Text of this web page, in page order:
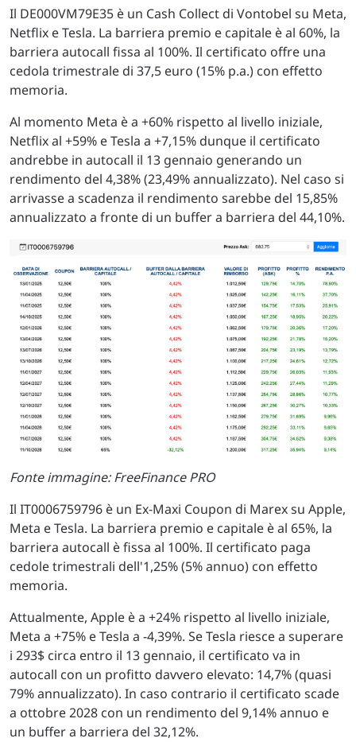
Il DE000VM79E35 è un Cash Collect di Vontobel su Meta,
Netflix e Tesla. La barriera premio e capitale è al 60%, la
barriera autocall fissa al 100%. Il certificato offre una
cedola trimestrale di 37,5 euro (15% p.a.) con effetto
memoria.
Al momento Meta è a +60% rispetto al livello iniziale,
Netflix al +59% e Tesla a +7,15% dunque il certificato
andrebbe in autocall il 13 gennaio generando un
rendimento del 4,38% (23,49% annualizzato). Nel caso si
arrivasse a scadenza il rendimento sarebbe del 15,85%
annualizzato a fronte di un buffer a barriera del 44,10%.
Fonte immagine: FreeFinance PRO
Il IT0006759796 è un Ex-Maxi Coupon di Marex su Apple,
Meta e Tesla. La barriera premio e capitale è al 65%, la
barriera autocall è fissa al 100%. Il certificato paga
cedole trimestrali dell'1,25% (5% annuo) con effetto
memoria.
Attualmente, Apple è a +24% rispetto al livello iniziale,
Meta a +75% e Tesla a -4,39%. Se Tesla riesce a superare
i 293$ circa entro il 13 gennaio, il certificato va in
autocall con un profitto davvero elevato: 14,7% (quasi
79% annualizzato). In caso contrario il certificato scade
a ottobre 2028 con un rendimento del 9,14% annuo e
un buffer a barriera del 32,12%.